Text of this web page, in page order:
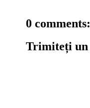
0 comments:
Trimiteți un